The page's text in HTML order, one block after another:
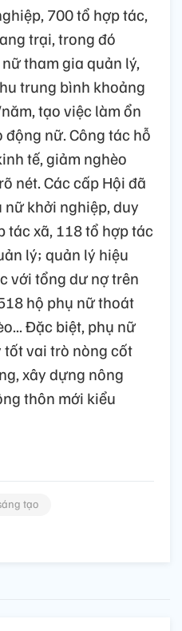
700 tổ hợp tác,
trại, trong đó
tham gia quản lý,
trung bình khoảng
tạo việc làm ổn
nữ. Công tác hỗ
tế, giảm nghèo
nét. Các cấp Hội đã
khởi nghiệp, duy
tác xã, 118 tổ hợp tác
lý; quản lý hiệu
với tổng dư nợ trên
hộ phụ nữ thoát
Đặc biệt, phụ nữ
tốt vai trò nòng cốt
xây dựng nông
thôn mới kiểu
tạo